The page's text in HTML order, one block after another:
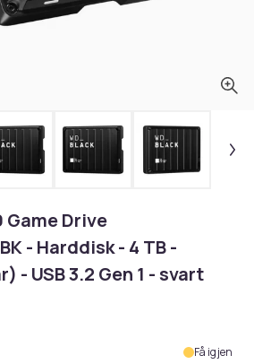
Game Drive
- Harddisk - 4 TB -
- USB 3.2 Gen 1 - svart
Få igjen